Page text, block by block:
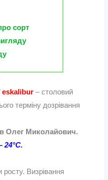
сорт
eskalibur– столовий
терміну дозрівання
Олег Миколайович.
24°С.
Визрівання